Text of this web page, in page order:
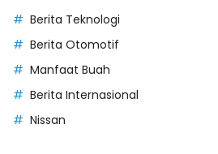
Berita Teknologi
Berita Otomotif
Manfaat Buah
Berita Internasional
Nissan